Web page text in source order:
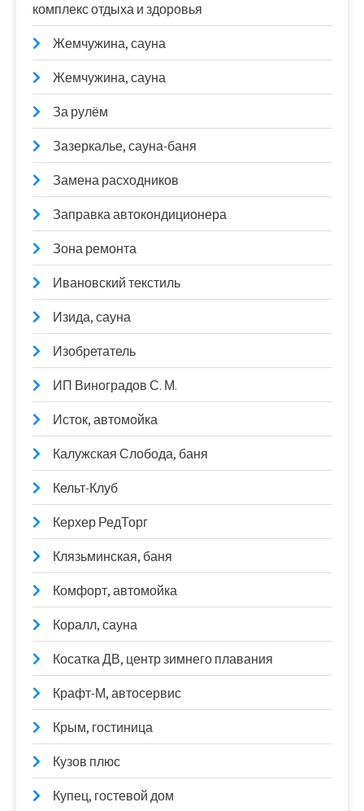
комплекс отдыха и здоровья
Жемчужина, сауна
Жемчужина, сауна
За рулём
Зазеркалье, сауна-баня
Замена расходников
Заправка автокондиционера
Зона ремонта
Ивановский текстиль
Изида, сауна
Изобретатель
ИП Виноградов С. М.
Исток, автомойка
Калужская Слобода, баня
Кельт-Клуб
Керхер РедТорг
Клязьминская, баня
Комфорт, автомойка
Коралл, сауна
Косатка ДВ, центр зимнего плавания
Крафт-М, автосервис
Крым, гостиница
Кузов плюс
Купец, гостевой дом